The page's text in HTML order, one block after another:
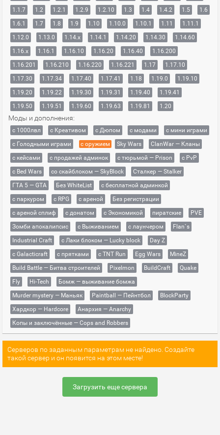
1.1.7
1.2 1.2.1 1.2.9 1.2.10 1.3 1.4 1.4.2 1.5
1.6
1.6.1
1.7 1.8 1.9 1.10 1.10.0 1.10.1 1.11
1.11.1
1.12.0
1.13.0 1.14.x 1.14.1 1.14.20 1.14.30
1.14.60
1.16.x
1.16.1 1.16.10 1.16.20 1.16.40
1.16.200
1.16.201
1.16.210 1.16.220 1.16.221 1.17
1.17.10
1.17.30
1.17.34 1.17.40 1.17.41 1.18 1.19.0
1.19.10
1.19.20
1.19.22 1.19.30 1.19.31 1.19.40
1.19.41
1.19.50
1.19.51 1.19.60 1.19.63 1.19.81 1.20
Моды и дополнения:
с 1000лвл c Креативом с Дюпом с модами
с мини играми
с Голодными играми
с оружием Sky Wars
ClanWar — Кланы
с кейсами
с продажей админок с тюрьмой — Prison
с PvP
с Bed Wars
со скайблоком — SkyBlock
Сталкер — Stalker
ГТА 5 — GTA
Без WhiteList
с бесплатной админкой
с паркуром
с RPG с ареной
Без регистрации
с ареной сплиф
с донатом с Экономикой пиратские
PVE
Зомби апокалипсис
с Выживанием с лаунчером
Flan`s
Industrial Craft
с Лаки блоком — Lucky block
Day Z
с Galacticraft
с прятками с TNT Run Egg Wars
MineZ
Build Battle — Битва строителей
Pixelmon BuildCraft
Quake
Fly
Hi-Tech
Бомж — выживание бомжа
Murder mystery — Маньяк
Paintball — Пейнтбол
BlockParty
Хардкор — Hardcore
Анархия — Anarchy
Копы и заключённые — Cops and Robbers
Серверов по заданным параметрам не найдено. Создайте
такой сервер и он появится на этом месте!
Загрузить еще сервера